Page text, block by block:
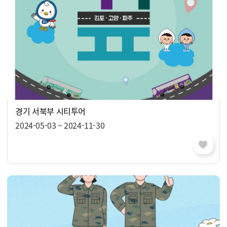
경기 서북부 시티투어
2024-05-03 ~ 2024-11-30